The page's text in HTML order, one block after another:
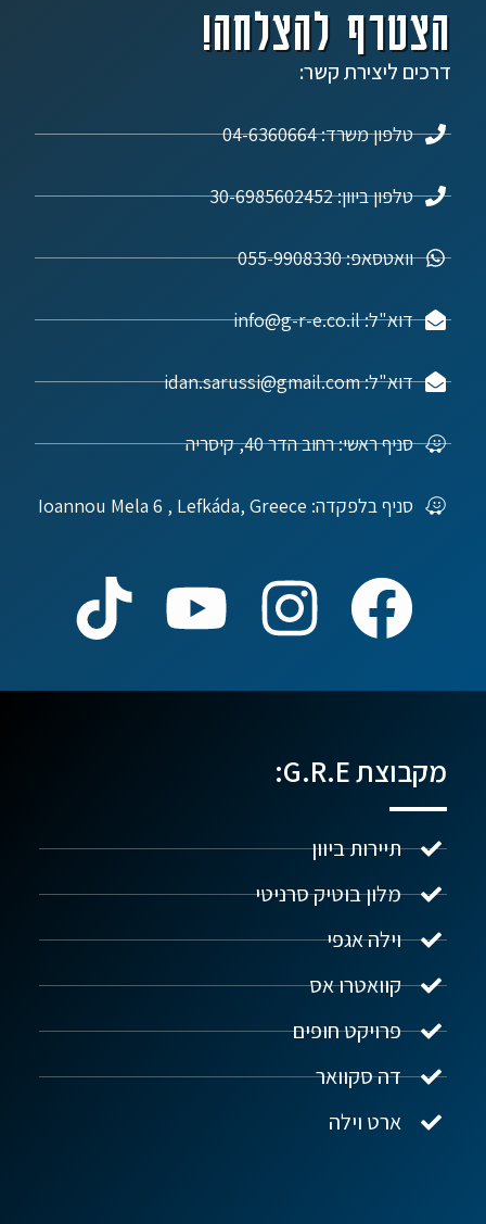
הצטרף להצלחה!
דרכים ליצירת קשר:
טלפון משרד: 04-6360664
טלפון ביוון: 30-6985602452
וואטסאפ: 055-9908330
דוא"ל: info@g-r-e.co.il
דוא"ל: idan.sarussi@gmail.com
סניף ראשי: רחוב הדר 40, קיסריה
סניף בלפקדה: Ioannou Mela 6 , Lefkáda, Greece
מקבוצת G.R.E:
תיירות ביוון
מלון בוטיק סרניטי
וילה אגפי
קוואטרו אס
פרויקט חופים
דה סקוואר
ארט וילה
נדל"ן ביוון G.R.E
שלום! איך אפשר לעזור?